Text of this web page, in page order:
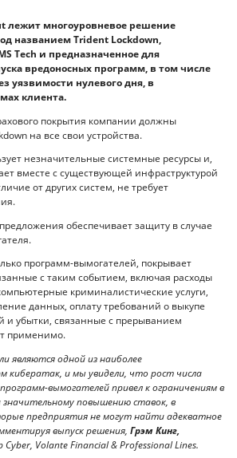
лежит многоуровневое решение
названием Trident Lockdown,
Tech и предназначенное для
вредоносных программ, в том числе
уязвимости нулевого дня, в
клиента.
покрытия компании должны
на все свои устройства.
незначительные системные ресурсы и,
вместе с существующей инфраструктурой
от других систем, не требует
обеспечивает защиту в случае
программ-вымогателей, покрывает
с таким событием, включая расходы
криминалистические услуги,
данных, оплату требований о выкупе
и убытки, связанные с прерыванием
применимо.
являются одной из наиболее
кибератак, и мы увидели, что рост числа
вымогателей привел к ограничениям в
повышению ставок, в
предприятия не могут найти адекватное
выпуск решения, Грэм Кинг,
Volante Financial & Professional Lines.